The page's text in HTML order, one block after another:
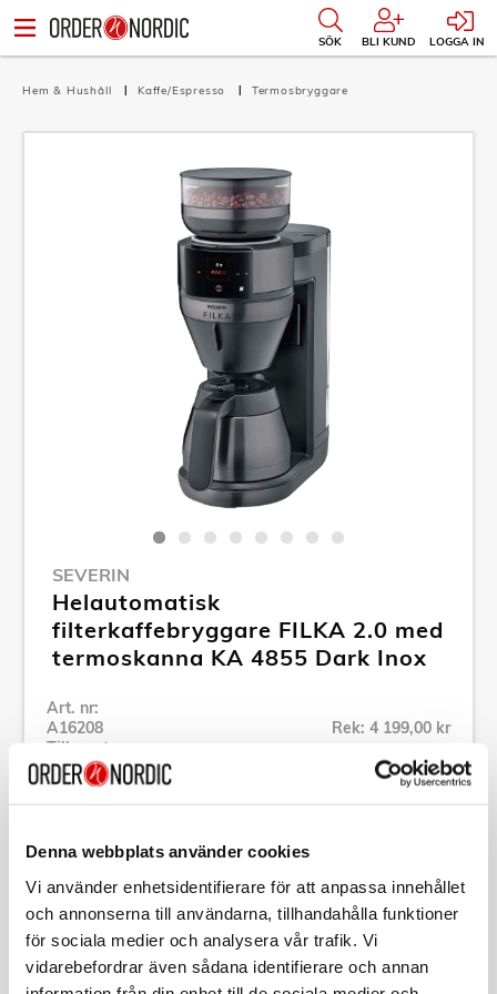
Denna webbplats använder cookies
Vi använder enhetsidentifierare för att anpassa innehållet
och annonserna till användarna, tillhandahålla funktioner
för sociala medier och analysera vår trafik. Vi
vidarebefordrar även sådana identifierare och annan
SÖK BLI KUND LOGGA IN
Hem & Hushåll Kaffe/Espresso Termosbryggare
SEVERIN
Helautomatisk
filterkaffebryggare FILKA 2.0 med
termoskanna KA 4855 Dark Inox
Art. nr:
A16208
Tillv. art. nr:
KA4855
Rek: 4 199,00 kr
Se alla produkter inom Severin
Specifikation
Beskrivning